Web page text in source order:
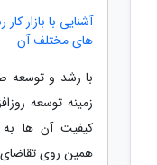
آشنایی با بازار
های مختلف آن
با رشد و توسعه
زمینه توسعه
کیفیت آن ها
همین روی تقاضای